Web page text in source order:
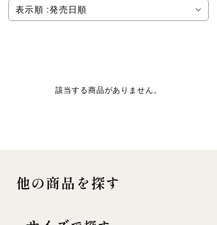
表示順 :発売日順
該当する商品がありません。
他の商品を探す